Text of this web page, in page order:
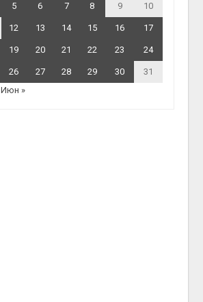
5 6 7 8 9 10
12 13 14 15 16 17
19 20 21 22 23 24
26 27 28 29 30
31
Июн »